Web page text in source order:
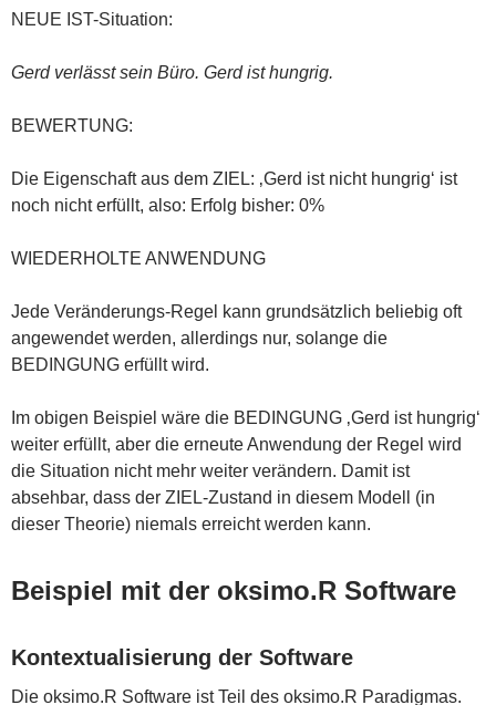
NEUE IST-Situation:
Gerd verlässt sein Büro. Gerd ist hungrig.
BEWERTUNG:
Die Eigenschaft aus dem ZIEL: ‚Gerd ist nicht hungrig‘ ist
noch nicht erfüllt, also: Erfolg bisher: 0%
WIEDERHOLTE ANWENDUNG
Jede Veränderungs-Regel kann grundsätzlich beliebig oft
angewendet werden, allerdings nur, solange die
BEDINGUNG erfüllt wird.
Im obigen Beispiel wäre die BEDINGUNG ‚Gerd ist hungrig‘
weiter erfüllt, aber die erneute Anwendung der Regel wird
die Situation nicht mehr weiter verändern. Damit ist
absehbar, dass der ZIEL-Zustand in diesem Modell (in
dieser Theorie) niemals erreicht werden kann.
Beispiel mit der oksimo.R Software
Kontextualisierung der Software
Die oksimo.R Software ist Teil des oksimo.R Paradigmas.